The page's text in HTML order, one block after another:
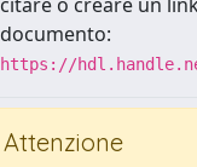
documento:
https://
Attenzione